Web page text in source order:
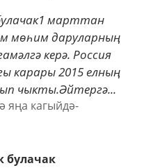
марттан
мөһим даруларның
керә. Россия
карары 2015 елның
чыкты.Әйтергә...
булачак